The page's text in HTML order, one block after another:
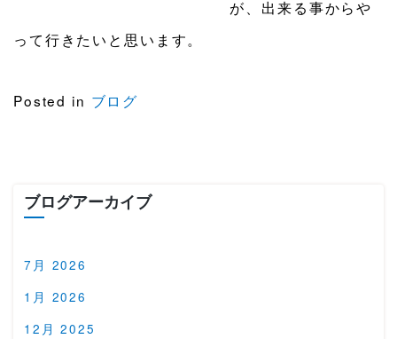
が、出来る事からや
って行きたいと思います。
Posted in ブログ
ブログアーカイブ
7月 2026
1月 2026
12月 2025